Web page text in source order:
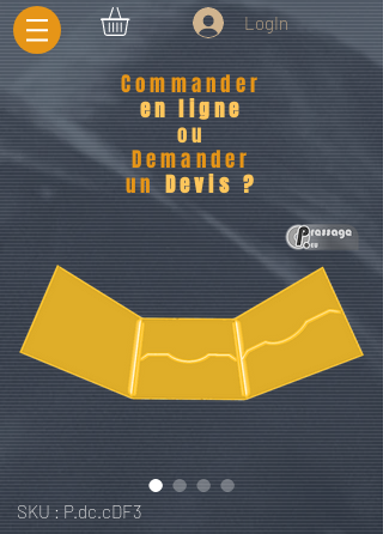
LogIn
Commander
en ligne
ou
Demander
un Devis ?
SKU : P.dc.cDF3